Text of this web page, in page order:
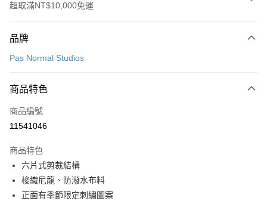
超取滿NT$10,000免運
信用卡一次付款
LINE Pay
Apple Pay
運送方式
全家店到店
每筆NT$80，滿NT$10,000(含以上)免運費
品牌
Pas Normal Studios
商品特色
商品編號
11541046
商品特色
六片式剪裁結構
梭織尼龍、防潑水布料
正面有季節限定刺繡圖案